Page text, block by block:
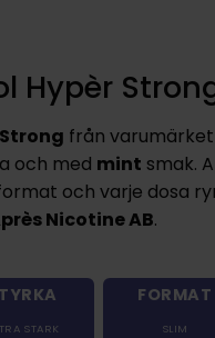
Hypèr
från varumärket
och med mint smak.
och varje dosa
Nicotine AB.
STARK
FORMAT
SLIM